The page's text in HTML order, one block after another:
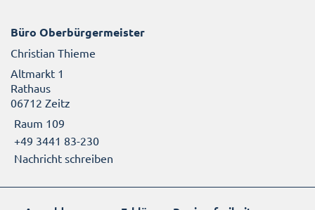
Büro Oberbürgermeister
Christian Thieme
Altmarkt 1
Rathaus
06712 Zeitz
Raum 109
+49 3441 83-230
Nachricht schreiben